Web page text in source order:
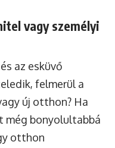
vagy személyi
az esküvő
felmerül a
új otthon? Ha
még bonyolultabbá
otthon